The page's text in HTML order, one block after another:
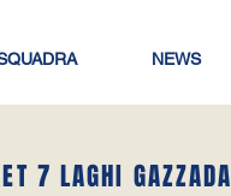
NEWS
7 LAGHI GAZZADA